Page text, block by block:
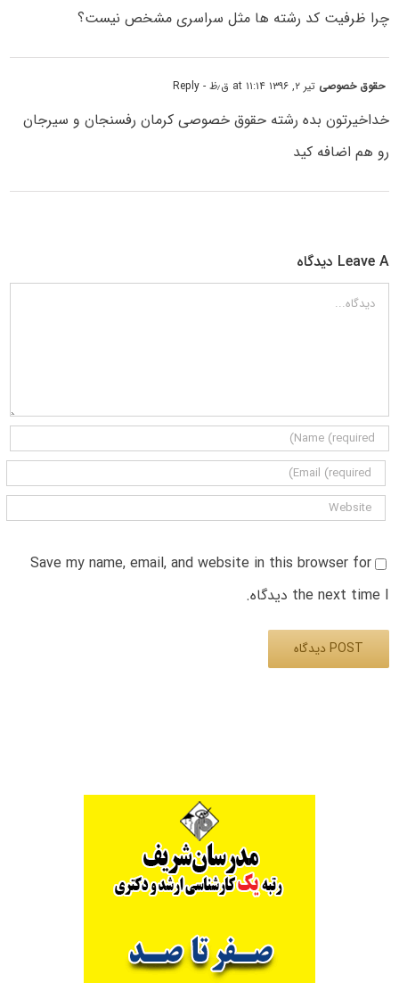
چرا ظرفیت کد رشته ها مثل سراسری مشخص نیست؟
حقوق خصوصی تیر ۲, ۱۳۹۶ at ۱۱:۱۴ ق٫ظ - Reply
خداخیرتون بده رشته حقوق خصوصی کرمان رفسنجان و سیرجان
رو هم اضافه کید
Leave A دیدگاه
دیدگاه
Save my name, email, and website in this browser for
the next time I دیدگاه.